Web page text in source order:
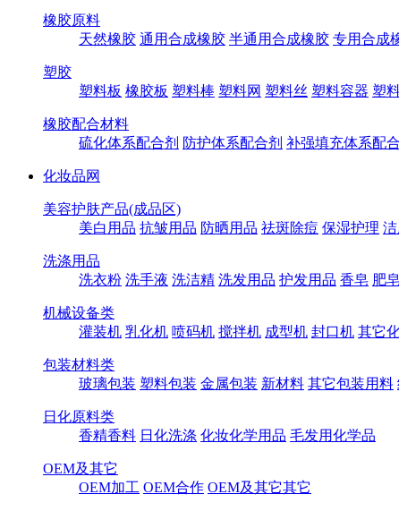
橡胶原料
天然橡胶 通用合成橡胶 半通用合成橡胶 专用合成
塑胶
塑料板 橡胶板 塑料棒 塑料网 塑料丝 塑料容器 塑
橡胶配合材料
硫化体系配合剂 防护体系配合剂 补强填充体系配
化妆品网
美容护肤产品(成品区)
美白用品 抗皱用品 防晒用品 祛斑除痘 保湿护理
洗涤用品
洗衣粉 洗手液 洗洁精 洗发用品 护发用品 香皂 肥
机械设备类
灌装机 乳化机 喷码机 搅拌机 成型机 封口机 其它
包装材料类
玻璃包装 塑料包装 金属包装 新材料 其它包装用料
日化原料类
香精香料 日化洗涤 化妆化学用品 毛发用化学品
OEM及其它
OEM加工 OEM合作 OEM及其它其它